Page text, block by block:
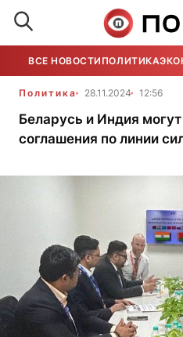
ВСЕ НОВОСТИ ПОЛИТИКА
Политика 28.11.2024 12:56
Беларусь и Индия
соглашения по линии